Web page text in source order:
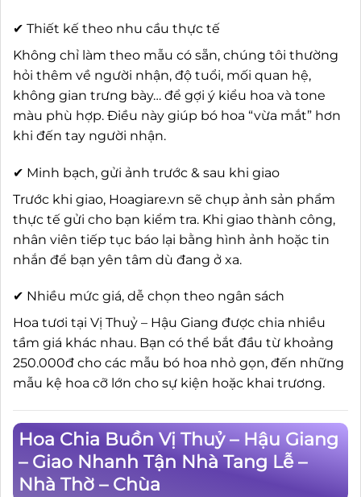
✔ Thiết kế theo nhu cầu thực tế
Không chỉ làm theo mẫu có sẵn, chúng tôi thường
hỏi thêm về người nhận, độ tuổi, mối quan hệ,
không gian trưng bày… để gợi ý kiểu hoa và tone
màu phù hợp. Điều này giúp bó hoa “vừa mắt” hơn
khi đến tay người nhận.
✔ Minh bạch, gửi ảnh trước & sau khi giao
Trước khi giao, Hoagiare.vn sẽ chụp ảnh sản phẩm
thực tế gửi cho bạn kiểm tra. Khi giao thành công,
nhân viên tiếp tục báo lại bằng hình ảnh hoặc tin
nhắn để bạn yên tâm dù đang ở xa.
✔ Nhiều mức giá, dễ chọn theo ngân sách
Hoa tươi tại Vị Thuỷ – Hậu Giang được chia nhiều
tầm giá khác nhau. Bạn có thể bắt đầu từ khoảng
250.000đ cho các mẫu bó hoa nhỏ gọn, đến những
mẫu kệ hoa cỡ lớn cho sự kiện hoặc khai trương.
Hoa Chia Buồn Vị Thuỷ – Hậu Giang
– Giao Nhanh Tận Nhà Tang Lễ –
Nhà Thờ – Chùa